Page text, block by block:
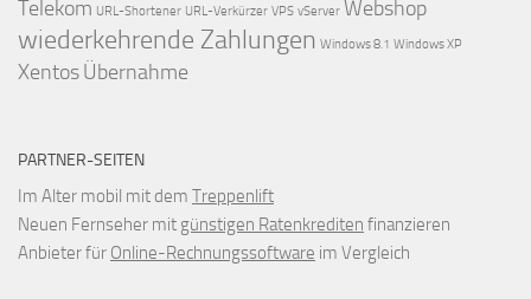
Telekom URL-Shortener URL-Verkürzer VPS vServer Webshop
wiederkehrende Zahlungen Windows 8.1 Windows XP
XentosÜbernahme
PARTNER-SEITEN
Im Alter mobil mit dem Treppenlift
Neuen Fernseher mit günstigen Ratenkrediten finanzieren
Anbieter für Online-Rechnungssoftware im Vergleich